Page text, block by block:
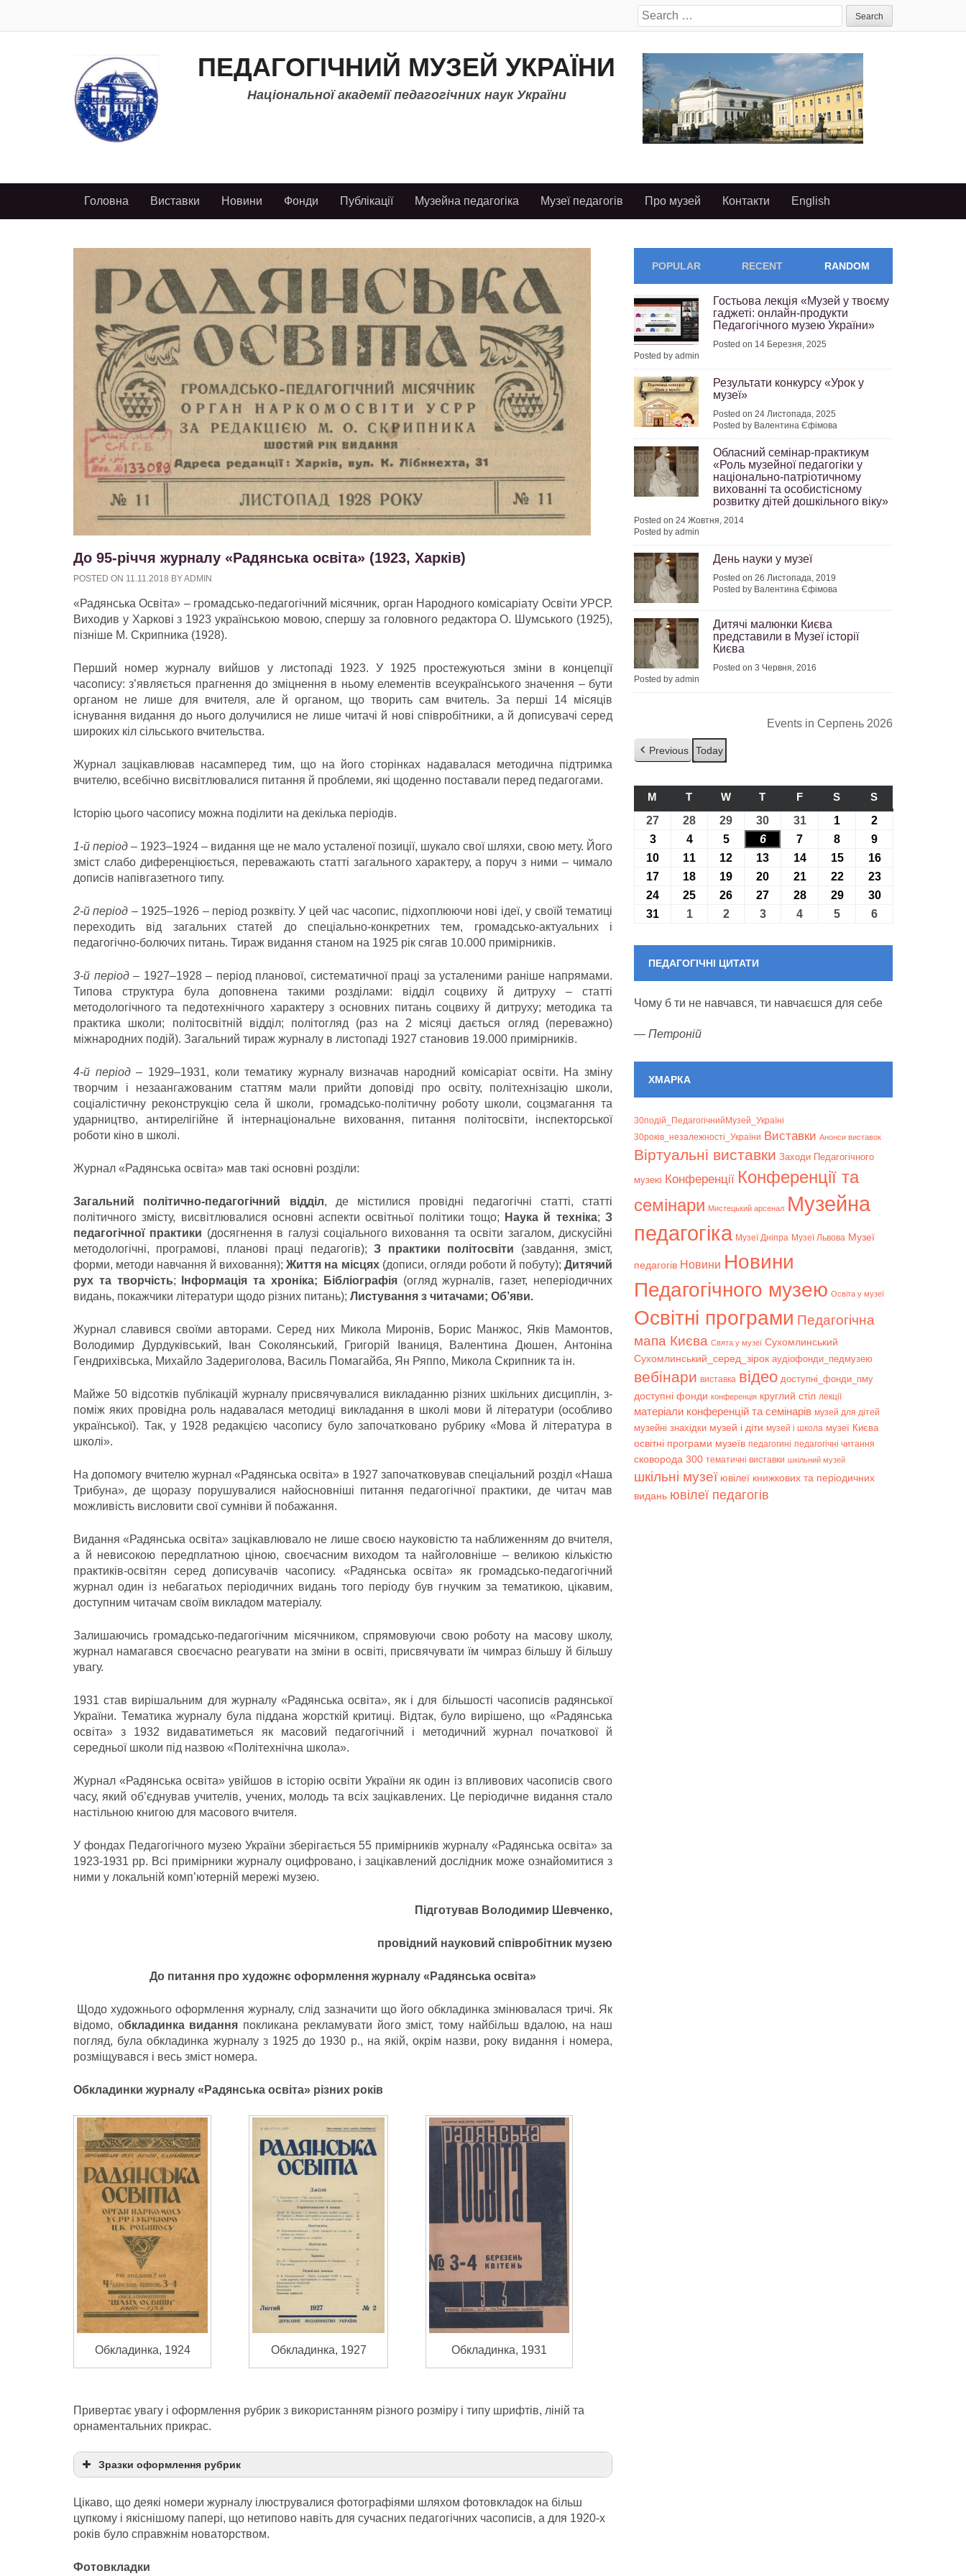
Search
for:
ПЕДАГОГІЧНИЙ МУЗЕЙ УКРАЇНИ
Національної академії педагогічних наук України
Головна Виставки Новини Фонди Публікації Музейна педагогіка Музеї педагогів Про музей Контакти English
До 95-річчя журналу «Радянська освіта» (1923, Харків)
POSTED ON 11.11.2018 BYADMIN
«Радянська Освіта» – громадсько-педагогічний місячник, орган Народного комісаріату Освіти УРСР.
Виходив у Харкові з 1923 українською мовою, спершу за головного редактора О. Шумського (1925),
пізніше М. Скрипника (1928).
Перший номер журналу вийшов у листопаді 1923. У 1925 простежуються зміни в концепції
часопису: з’являється прагнення до зміцнення в ньому елементів всеукраїнського значення – бути
органом не лише для вчителя, але й органом, що творить сам вчитель. За перші 14 місяців
існування видання до нього долучилися не лише читачі й нові співробітники, а й дописувачі серед
широких кіл сільського вчительства.
Журнал зацікавлював насамперед тим, що на його сторінках надавалася методична підтримка
вчителю, всебічно висвітлювалися питання й проблеми, які щоденно поставали перед педагогами.
Історію цього часопису можна поділити на декілька періодів.
1-й період – 1923–1924 – видання ще не мало усталеної позиції, шукало свої шляхи, свою мету. Його
зміст слабо диференціюється, переважають статті загального характеру, а поруч з ними – чимало
дописів напівгазетного типу.
2-й період – 1925–1926 – період розквіту. У цей час часопис, підхоплюючи нові ідеї, у своїй тематиці
переходить від загальних статей до спеціально-конкретних тем, громадсько-актуальних і
педагогічно-болючих питань. Тираж видання станом на 1925 рік сягав 10.000 примірників.
3-й період – 1927–1928 – період планової, систематичної праці за усталеними раніше напрямами.
Типова структура була доповнена такими розділами: відділ соцвиху й дитруху – статті
методологічного та педотехнічного характеру з основних питань соцвиху й дитруху; методика та
практика школи; політосвітній відділ; політогляд (раз на 2 місяці дається огляд (переважно)
міжнародних подій). Загальний тираж журналу в листопаді 1927 становив 19.000 примірників.
4-й період– 1929–1931, коли тематику журналу визначав народний комісаріат освіти. На зміну
творчим і незаангажованим статтям мали прийти доповіді про освіту, політехнізацію школи,
соціалістичну реконструкцію села й школи, громадсько-політичну роботу школи, соцзмагання та
ударництво, антирелігійне й інтернаціональне виховання, питання політосвіти, інспекторської
роботи кіно в школі.
Журнал «Радянська освіта» мав такі основні розділи:
Загальний політично-педагогічний відділ, де містилися провідні педагогічні статті, статті
політичного змісту, висвітлювалися основні аспекти освітньої політики тощо;
Наука й техніка;З
педагогічної практики (досягнення в галузі соціального виховання та освіти загалом, дискусійні
методологічні, програмові, планові праці педагогів);З практики політосвіти (завдання, зміст,
форми, методи навчання й виховання);Життя на місцях(дописи, огляди роботи й побуту);Дитячий
рух та творчість; Інформація та хроніка; Бібліографія (огляд журналів, газет, неперіодичних
видань, покажчики літератури щодо різних питань); Листування з читачами; Об’яви.
Журнал славився своїми авторами. Серед них Микола Миронів, Борис Манжос, Яків Мамонтов,
Володимир Дурдуківський, Іван Соколянський, Григорій Іваниця, Валентина Дюшен, Антоніна
Гендрихівська, Михайло Задериголова, Василь Помагайба, Ян Ряппо, Микола Скрипник та ін.
Майже 50 відсотків публікацій журналу присвячувалися викладанню різних шкільних дисциплін, з-
поміж яких провідна роль надавалася методиці викладання в школі мови й літератури (особливо
української). Так, у 1928 редакцією часопису було започатковано рубрику «Мова й література в
школі».
На допомогу вчителю журнал «Радянська освіта» в 1927 започатковував спеціальний розділ «Наша
Трибуна», де щоразу порушувалися найосновніші питання педагогічної практики, де читач мав
можливість висловити свої сумніви й побажання.
Видання «Радянська освіта» зацікавлювало не лише своєю науковістю та наближенням до вчителя,
а й невисокою передплатною ціною, своєчасним виходом та найголовніше – великою кількістю
практиків-освітян серед дописувачів часопису. «Радянська освіта» як громадсько-педагогічний
журнал один із небагатьох періодичних видань того періоду був гнучким за тематикою, цікавим,
доступним читачам своїм викладом матеріалу.
Залишаючись громадсько-педагогічним місячником, спрямовуючи свою роботу на масову школу,
журнал намагався своєчасно реагувати на зміни в освіті, присвячувати їм чимраз більшу й більшу
увагу.
1931 став вирішальним для журналу «Радянська освіта», як і для більшості часописів радянської
України. Тематика журналу була піддана жорсткій критиці. Відтак, було вирішено, що «Радянська
освіта» з 1932 видаватиметься як масовий педагогічний і методичний журнал початкової й
середньої школи під назвою «Політехнічна школа».
Журнал «Радянська освіта» увійшов в історію освіти України як один із впливових часописів свого
часу, який об’єднував учителів, учених, молодь та всіх зацікавлених. Це періодичне видання стало
настільною книгою для масового вчителя.
У фондах Педагогічного музею України зберігається 55 примірників журналу «Радянська освіта» за
1923-1931 рр. Всі примірники журналу оцифровано, і зацікавлений дослідник може ознайомитися з
ними у локальній комп’ютерній мережі музею.
Підготував Володимир Шевченко,
провідний науковий співробітник музею
До питання про художнє оформлення журналу «Радянська освіта»
Щодо художнього оформлення журналу, слід зазначити що його обкладинка змінювалася тричі. Як
відомо, обкладинка видання покликана рекламувати його зміст, тому найбільш вдалою, на наш
погляд, була обкладинка журналу з 1925 до 1930 р., на якій, окрім назви, року видання і номера,
розміщувався і весь зміст номера.
Обкладинки журналу «Радянська освіта» різних років
Обкладинка, 1924 Обкладинка, 1927 Обкладинка, 1931
Привертає увагу і оформлення рубрик з використанням різного розміру і типу шрифтів, ліній та
орнаментальних прикрас.
Зразки оформлення рубрик
Цікаво, що деякі номери журналу ілюструвалися фотографіями шляхом фотовкладок на більш
цупкому і якіснішому папері, що нетипово навіть для сучасних педагогічних часописів, а для 1920-х
років було справжнім новаторством.
Фотовкладки
POPULAR RECENT RANDOM
Гостьова лекція «Музей у твоєму
гаджеті: онлайн-продукти
Педагогічного музею України»
Posted on 14 Березня, 2025
Posted by admin
Результати конкурсу «Урок у
музеї»
Posted on 24 Листопада, 2025
Posted by Валентина Єфімова
Обласний семінар-практикум
«Роль музейної педагогіки у
національно-патріотичному
вихованні та особистісному
розвитку дітей дошкільного віку»
Posted on 24 Жовтня, 2014
Posted by admin
День науки у музеї
Posted on 26 Листопада, 2019
Posted by Валентина Єфімова
Дитячі малюнки Києва
представили в Музеї історії
Києва
Posted on 3 Червня, 2016
Posted by admin
Events in Серпень 2026
Previous Today
M ПОНЕДІЛОК
T ВІВТОРОК
WСЕРЕДА
T ЧЕТВЕР
FП’ЯТНИЦЯ
S СУБОТА
S
27 27.07.2026
28 28.07.2026
29 29.07.2026
30 30.07.2026
3131.07.2026
1 01.08.2026
2
303.08.2026
404.08.2026
505.08.2026
606.08.2026
7 07.08.2026
8 08.08.2026
9
10 10.08.2026
11 11.08.2026
12 12.08.2026
13 13.08.2026
1414.08.2026
1515.08.2026
1616.08.2026
17 17.08.2026
18 18.08.2026
19 19.08.2026
20 20.08.2026
2121.08.2026
2222.08.2026
2323.08.2026
24 24.08.2026
25 25.08.2026
26 26.08.2026
27 27.08.2026
2828.08.2026
2929.08.2026
3030.08.2026
31 31.08.2026
101.09.2026
202.09.2026
303.09.2026
4 04.09.2026
5 05.09.2026
6
ПЕДАГОГІЧНІ ЦИТАТИ
Чому б ти не навчався, ти навчаєшся для себе
— Петроній
ХМАРКА
30подій_ПедагогічнийМузей_Україні
30років_незалежності_України Bиставки Анонси виставок
Віртуальні виставки Заходи Педагогічного
музею Конференції Конференції та
семінари Мистецький арсенал Музейна
педагогіка Музеї Дніпра Музеї Львова Музеї
педагогів Новини Новини
Педагогічного музею Освіта у музеї
Освітні програми Педагогічна
мапа Києва Свята у музеї Сухомлинський
Сухомлинський_серед_зірок аудіофонди_педмузею
вебінари виставка відео доступні_фонди_пму
доступні фонди конференція круглий стіл лекції
матеріали конференцій та семінарів музей для дітей
музейні знахідки музей і діти музей і школа музеї Києва
освітні програми музеїв педагогині педагогічні читання
сковорода 300 тематичні виставки шкільний музей
шкільні музеї ювілеї книжкових та періодичних
видань ювілеї педагогів